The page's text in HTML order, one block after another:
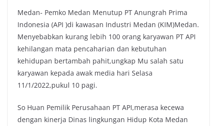
Medan- Pemko Medan Menutup PT Anungrah Prima
Indonesia (API )di kawasan Industri Medan (KIM)Medan.
Menyebabkan kurang lebih 100 orang karyawan PT API
kehilangan mata pencaharian dan kebutuhan
kehidupan bertambah pahit,ungkap Mu salah satu
karyawan kepada awak media hari Selasa
11/1/2022,pukul 10 pagi.
So Huan Pemilik Perusahaan PT API,merasa kecewa
dengan kinerja Dinas lingkungan Hidup Kota Medan